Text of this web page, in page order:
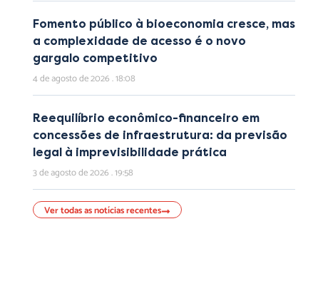
Fomento público à bioeconomia cresce, mas
a complexidade de acesso é o novo
gargalo competitivo
4 de agosto de 2026 18:08
Reequilíbrio econômico-financeiro em
concessões de infraestrutura: da previsão
legal à imprevisibilidade prática
3 de agosto de 2026 19:58
Ver todas as notícias recentes